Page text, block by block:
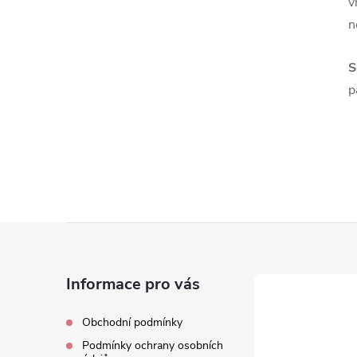
Informace pro vás
Obchodní podmínky
Podmínky ochrany osobních